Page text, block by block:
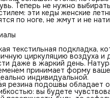
Теперь не нужно
эти кеды женские
по ноге, не жмут и не
текстильная подкладка,
циркуляцию воздуха и
даже в жаркий день.
принимает форму
индивидуальной.
резина подошвы обладает
вы будете